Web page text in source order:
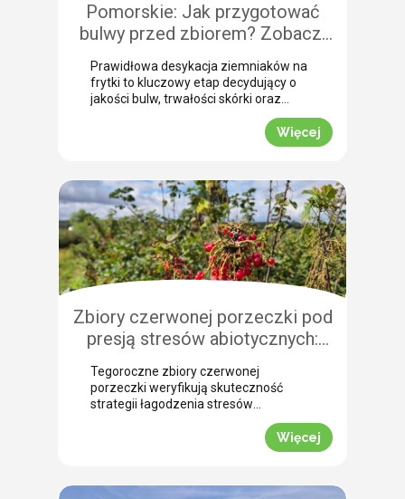
Pomorskie: Jak przygotować
bulwy przed zbiorem? Zobacz,
jak przebiega profesjonalna
desykacja ziemniaków na frytki!
Prawidłowa desykacja ziemniaków na
frytki to kluczowy etap decydujący o
jakości bulw, trwałości skórki oraz
łatwości zbioru maszynowego. Nasz
przeprowadził niedawno lustrację
(województwo pomorskie). Na tej
podstawie podpowiada, dlaczego o
zabiegu dosuszania warto pomyśleć z
dużym wyprzedzeniem. Zobacz, jak
zaplanować skuteczne wygaszanie
wegetacji z użyciem preparatu MIZUKI.
Dlaczego […]
Więcej
Zbiory czerwonej porzeczki pod
presją stresów abiotycznych:
ocena skuteczności
biostymulacji
Tegoroczne zbiory czerwonej
porzeczki weryfikują skuteczność
strategii łagodzenia stresów
temperatur oraz długotrwały deficyt
fizjologicznego, zmuszając krzewy do
Więcej